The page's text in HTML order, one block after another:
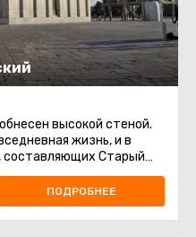
высокой стеной.
жизнь, и в
составляющих Старый
ПОДРОБНЕЕ